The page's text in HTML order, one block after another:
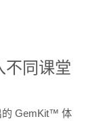
不同课堂
的 GemKit™ 体